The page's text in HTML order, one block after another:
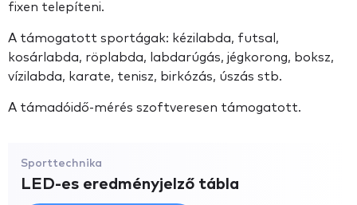
fixen telepíteni.
A támogatott sportágak: kézilabda, futsal,
kosárlabda, röplabda, labdarúgás, jégkorong, boksz,
vízilabda, karate, tenisz, birkózás, úszás stb.
A támadóidő-mérés szoftveresen támogatott.
Sporttechnika
LED-es eredményjelző tábla